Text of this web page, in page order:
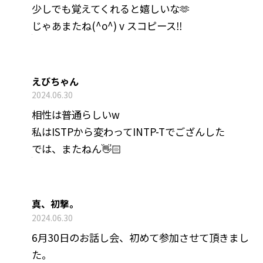
少しでも覚えてくれると嬉しいな🫶
じゃあまたね(^o^) v スコピース‼
えびちゃん
2024.06.30
相性は普通らしいw
私はISTPから変わってINTP-Tでござんした
では、またねん👋🏻
真、初撃。
2024.06.30
6月30日のお話し会、初めて参加させて頂きまし
た。